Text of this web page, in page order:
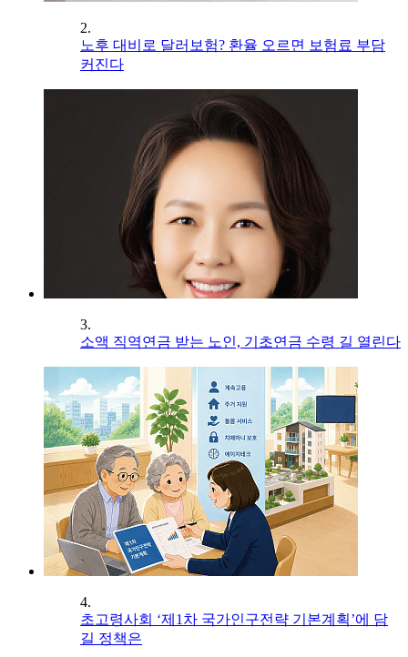
2.
노후 대비로 달러보험? 환율 오르면 보험료 부담
커진다
3.
소액 직역연금 받는 노인, 기초연금 수령 길 열린다
4.
초고령사회 ‘제1차 국가인구전략 기본계획’에 담
길 정책은